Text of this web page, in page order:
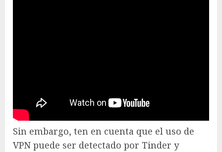
Sin embargo, ten en cuenta que el uso de
VPN puede ser detectado por Tinder y